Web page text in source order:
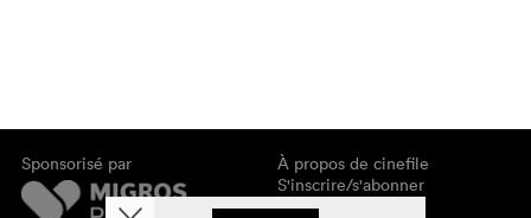
Sponsorisé par
À propos de cinefile
S'inscrire/s'abonner
Newsletter